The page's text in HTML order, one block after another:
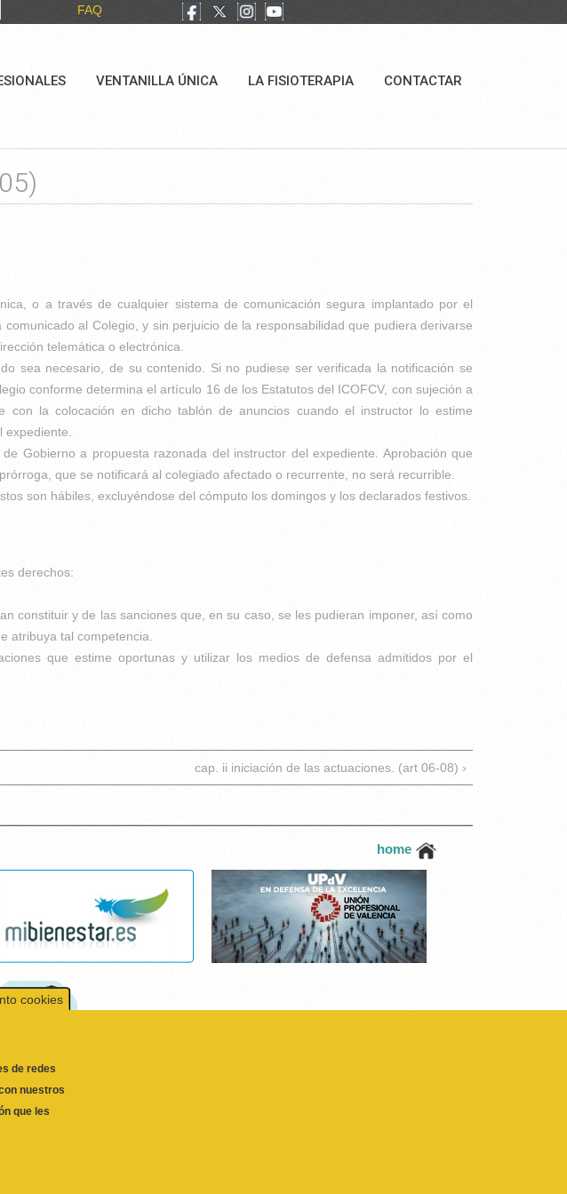
FAQ
VENTANILLA ÚNICA LA FISIOTERAPIA CONTACTAR
o a través de cualquier sistema de comunicación segura implantado por el
al Colegio, y sin perjuicio de la responsabilidad que pudiera derivarse
telemática o electrónica.
sea necesario, de su contenido. Si no pudiese ser verificada la notificación se
conforme determina el artículo 16 de los Estatutos del ICOFCV, con sujeción a
la colocación en dicho tablón de anuncios cuando el instructor lo estime
Gobierno a propuesta razonada del instructor del expediente. Aprobación que
que se notificará al colegiado afectado o recurrente, no será recurrible.
son hábiles, excluyéndose del cómputo los domingos y los declarados festivos.
derechos:
constituir y de las sanciones que, en su caso, se les pudieran imponer, así como
atribuya tal competencia.
que estime oportunas y utilizar los medios de defensa admitidos por el
cap. ii iniciación de las actuaciones. (art 06-08) ›
home
cookies
de redes
que les